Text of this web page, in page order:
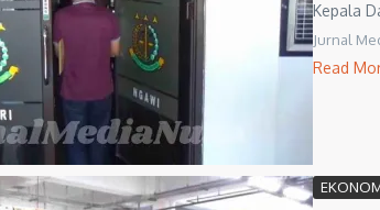
Kepala
Jurnal
Read